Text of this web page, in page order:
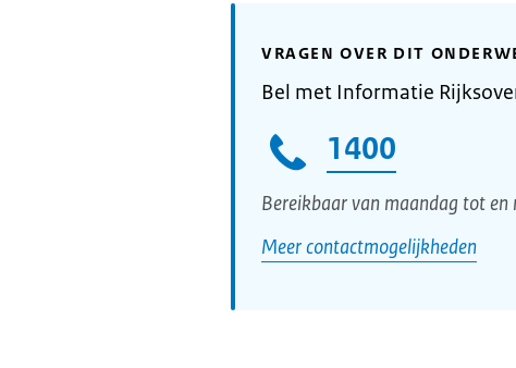
VRAGEN OVER DIT
Bel met Informatie
1400
Bereikbaar van maandag tot
Meer contactmogelijkheden